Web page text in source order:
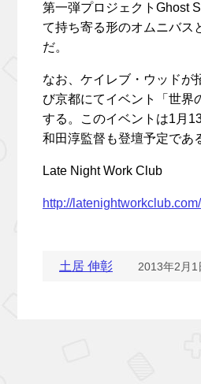
第一弾プロジェクトGhost
て持ち寄る形のオムニバス
だ。
なお、ケイレブ・ウッドが
び京都にてイベント「世界
する。このイベントは1月
和田淳監督も登壇予定であ
Late Night Work Club
http://latenightworkclub.com/
土居 伸彰 2013年2月1